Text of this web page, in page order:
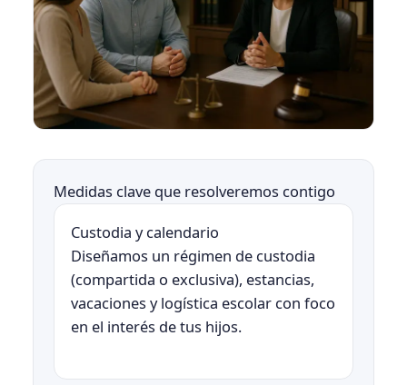
Medidas clave que resolveremos contigo
Custodia y calendario
Diseñamos un régimen de custodia
(compartida o exclusiva), estancias,
vacaciones y logística escolar con foco
en el interés de tus hijos.